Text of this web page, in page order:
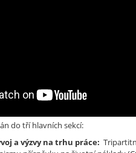
do tří hlavních sekcí:
a výzvy na trhu práce: